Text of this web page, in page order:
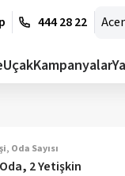
444 28 22
UçakKampanyalar
Oda Sayısı
2 Yetişkin